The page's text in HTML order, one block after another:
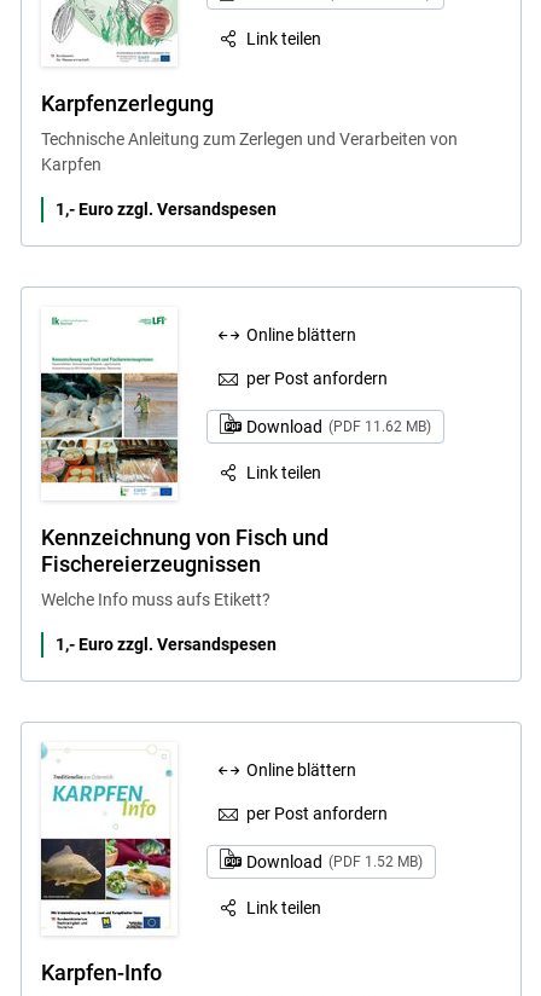
Link teilen
Karpfenzerlegung
Technische Anleitung zum Zerlegen und Verarbeiten von
Karpfen
1,- Euro zzgl. Versandspesen
Online blättern
per Post anfordern
Download (PDF 11.62 MB)
Link teilen
Kennzeichnung von Fisch und
Fischereierzeugnissen
Welche Info muss aufs Etikett?
1,- Euro zzgl. Versandspesen
Online blättern
per Post anfordern
Download (PDF 1.52 MB)
Link teilen
Karpfen-Info